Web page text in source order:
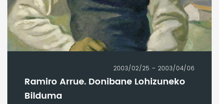
2003/02/25 – 2003/04/06
Ramiro Arrue. Donibane Lohizuneko
Bilduma